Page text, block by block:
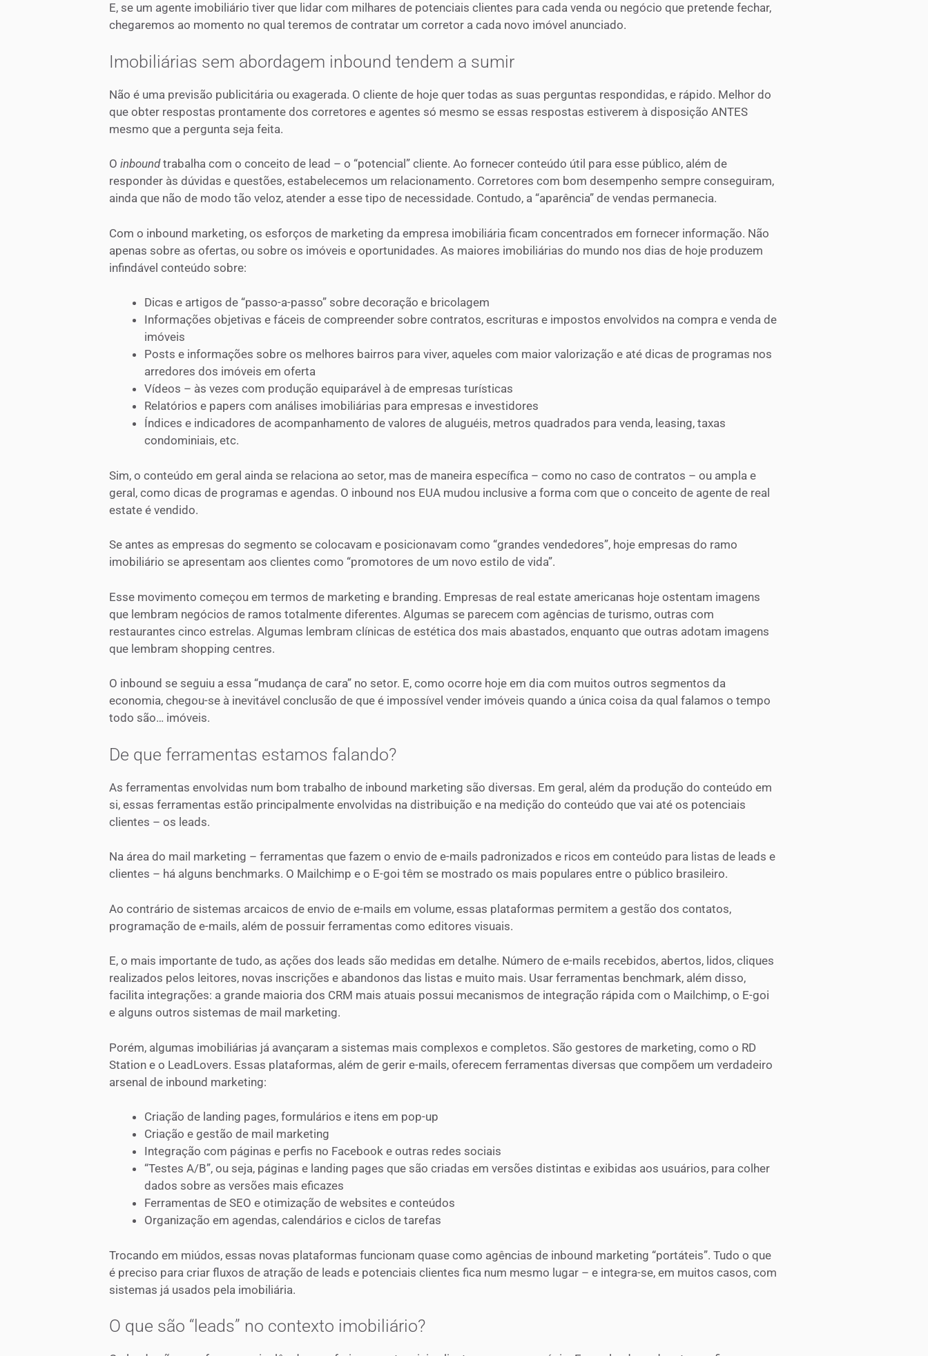
E, se um agente imobiliário tiver que lidar com milhares de potenciais clientes para cada venda ou negócio que pretende fechar,
chegaremos ao momento no qual teremos de contratar um corretor a cada novo imóvel anunciado.
Imobiliárias sem abordagem inbound tendem a sumir
Não é uma previsão publicitária ou exagerada. O cliente de hoje quer todas as suas perguntas respondidas, e rápido. Melhor do
que obter respostas prontamente dos corretores e agentes só mesmo se essas respostas estiverem à disposição ANTES
mesmo que a pergunta seja feita.
O inboundtrabalha com o conceito de lead – o “potencial” cliente. Ao fornecer conteúdo útil para esse público, além de
responder às dúvidas e questões, estabelecemos um relacionamento. Corretores com bom desempenho sempre conseguiram,
ainda que não de modo tão veloz, atender a esse tipo de necessidade. Contudo, a “aparência” de vendas permanecia.
Com o inbound marketing, os esforços de marketing da empresa imobiliária ficam concentrados em fornecer informação. Não
apenas sobre as ofertas, ou sobre os imóveis e oportunidades. As maiores imobiliárias do mundo nos dias de hoje produzem
infindável conteúdo sobre:
Dicas e artigos de “passo-a-passo” sobre decoração e bricolagem
Informações objetivas e fáceis de compreender sobre contratos, escrituras e impostos envolvidos na compra e venda de
imóveis
Posts e informações sobre os melhores bairros para viver, aqueles com maior valorização e até dicas de programas nos
arredores dos imóveis em oferta
Vídeos – às vezes com produção equiparável à de empresas turísticas
Relatórios e papers com análises imobiliárias para empresas e investidores
Índices e indicadores de acompanhamento de valores de aluguéis, metros quadrados para venda, leasing, taxas
condominiais, etc.
Sim, o conteúdo em geral ainda se relaciona ao setor, mas de maneira específica – como no caso de contratos – ou ampla e
geral, como dicas de programas e agendas. O inbound nos EUA mudou inclusive a forma com que o conceito de agente de real
estate é vendido.
Se antes as empresas do segmento se colocavam e posicionavam como “grandes vendedores”, hoje empresas do ramo
imobiliário se apresentam aos clientes como “promotores de um novo estilo de vida”.
Esse movimento começou em termos de marketing e branding. Empresas de real estate americanas hoje ostentam imagens
que lembram negócios de ramos totalmente diferentes. Algumas se parecem com agências de turismo, outras com
restaurantes cinco estrelas. Algumas lembram clínicas de estética dos mais abastados, enquanto que outras adotam imagens
que lembram shopping centres.
O inbound se seguiu a essa “mudança de cara” no setor. E, como ocorre hoje em dia com muitos outros segmentos da
economia, chegou-se à inevitável conclusão de que é impossível vender imóveis quando a única coisa da qual falamos o tempo
todo são… imóveis.
De que ferramentas estamos falando?
As ferramentas envolvidas num bom trabalho de inbound marketing são diversas. Em geral, além da produção do conteúdo em
si, essas ferramentas estão principalmente envolvidas na distribuição e na medição do conteúdo que vai até os potenciais
clientes – os leads.
Na área do mail marketing – ferramentas que fazem o envio de e-mails padronizados e ricos em conteúdo para listas de leads e
clientes – há alguns benchmarks. O Mailchimp e o E-goi têm se mostrado os mais populares entre o público brasileiro.
Ao contrário de sistemas arcaicos de envio de e-mails em volume, essas plataformas permitem a gestão dos contatos,
programação de e-mails, além de possuir ferramentas como editores visuais.
E, o mais importante de tudo, as ações dos leads são medidas em detalhe. Número de e-mails recebidos, abertos, lidos, cliques
realizados pelos leitores, novas inscrições e abandonos das listas e muito mais. Usar ferramentas benchmark, além disso,
facilita integrações: a grande maioria dos CRM mais atuais possui mecanismos de integração rápida com o Mailchimp, o E-goi
e alguns outros sistemas de mail marketing.
Porém, algumas imobiliárias já avançaram a sistemas mais complexos e completos. São gestores de marketing, como o RD
Station e o LeadLovers. Essas plataformas, além de gerir e-mails, oferecem ferramentas diversas que compõem um verdadeiro
arsenal de inbound marketing:
Criação de landing pages, formulários e itens em pop-up
Criação e gestão de mail marketing
Integração com páginas e perfis no Facebook e outras redes sociais
“Testes A/B”, ou seja, páginas e landing pages que são criadas em versões distintas e exibidas aos usuários, para colher
dados sobre as versões mais eficazes
Ferramentas de SEO e otimização de websites e conteúdos
Organização em agendas, calendários e ciclos de tarefas
Trocando em miúdos, essas novas plataformas funcionam quase como agências de inbound marketing “portáteis”. Tudo o que
é preciso para criar fluxos de atração de leads e potenciais clientes fica num mesmo lugar – e integra-se, em muitos casos, com
sistemas já usados pela imobiliária.
O que são “leads” no contexto imobiliário?